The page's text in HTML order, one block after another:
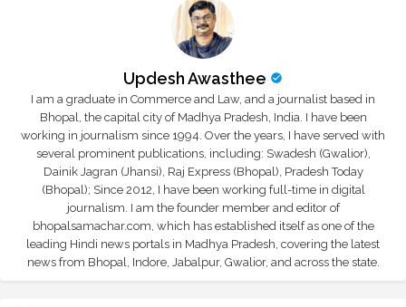
Updesh Awasthee
I am a graduate in Commerce and Law, and a journalist based in
Bhopal, the capital city of Madhya Pradesh, India. I have been
working in journalism since 1994. Over the years, I have served with
several prominent publications, including: Swadesh (Gwalior),
Dainik Jagran (Jhansi), Raj Express (Bhopal), Pradesh Today
(Bhopal); Since 2012, I have been working full-time in digital
journalism. I am the founder member and editor of
bhopalsamachar.com, which has established itself as one of the
leading Hindi news portals in Madhya Pradesh, covering the latest
news from Bhopal, Indore, Jabalpur, Gwalior, and across the state.